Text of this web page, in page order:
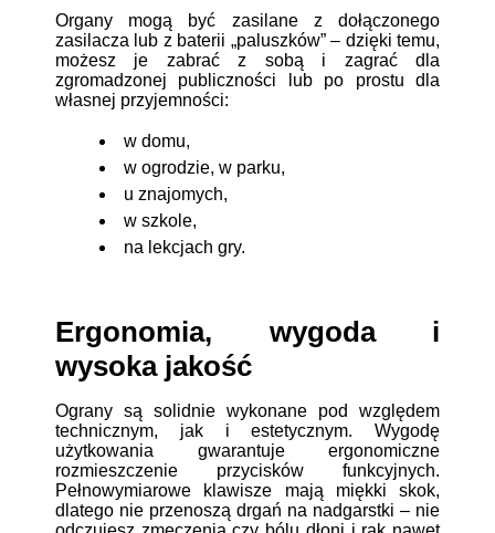
Organy mogą być zasilane z dołączonego
zasilacza lub z baterii „paluszków” – dzięki temu,
możesz je zabrać z sobą i zagrać dla
zgromadzonej publiczności lub po prostu dla
własnej przyjemności:
w domu,
w ogrodzie, w parku,
u znajomych,
w szkole,
na lekcjach gry.
Ergonomia, wygoda i
wysoka jakość
Ograny są solidnie wykonane pod względem
technicznym, jak i estetycznym. Wygodę
użytkowania gwarantuje ergonomiczne
rozmieszczenie przycisków funkcyjnych.
Pełnowymiarowe klawisze mają miękki skok,
dlatego nie przenoszą drgań na nadgarstki – nie